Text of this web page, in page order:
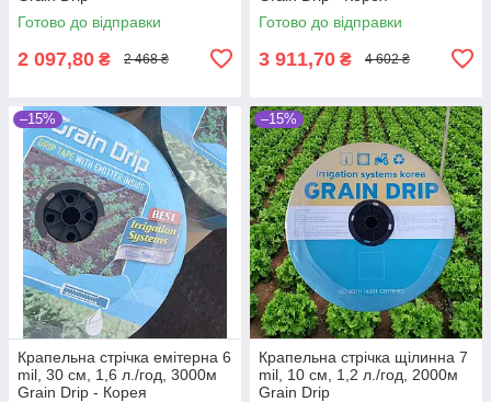
Готово до відправки
2 097,80 ₴ 2 468 ₴
Готово до відправки
3 911,70 ₴ 4 602 ₴
–15%
Крапельна стрічка емітерна 6
mil, 30 см, 1,6 л./год, 3000м
Grain Drip - Корея
–15%
Крапельна стрічка щілинна 7
mil, 10 см, 1,2 л./год, 2000м
Grain Drip